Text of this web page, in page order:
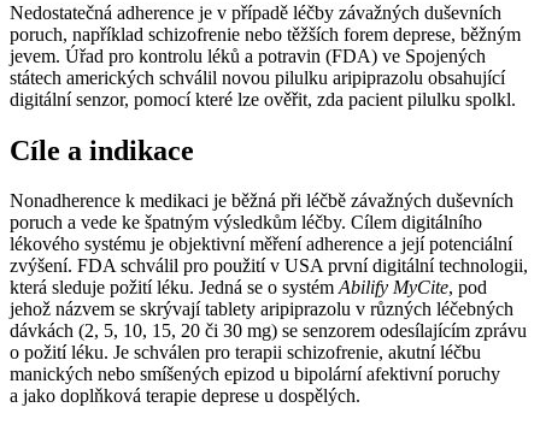
Nedostatečná adherence je v případě léčby závažných duševních
poruch, například schizofrenie nebo těžších forem deprese, běžným
jevem. Úřad pro kontrolu léků a potravin (FDA) ve Spojených
státech amerických schválil novou pilulku aripiprazolu obsahující
digitální senzor, pomocí které lze ověřit, zda pacient pilulku spolkl.
Cíle a indikace
Nonadherence k medikaci je běžná při léčbě závažných duševních
poruch a vede ke špatným výsledkům léčby. Cílem digitálního
lékového systému je objektivní měření adherence a její potenciální
zvýšení. FDA schválil pro použití v USA první digitální technologii,
která sleduje požití léku. Jedná se o systémAbilify MyCite, pod
jehož názvem se skrývají tablety aripiprazolu v různých léčebných
dávkách (2, 5, 10, 15, 20 či 30 mg) se senzorem odesílajícím zprávu
o požití léku. Je schválen pro terapii schizofrenie, akutní léčbu
manických nebo smíšených epizod u bipolární afektivní poruchy
a jako doplňková terapie deprese u dospělých.